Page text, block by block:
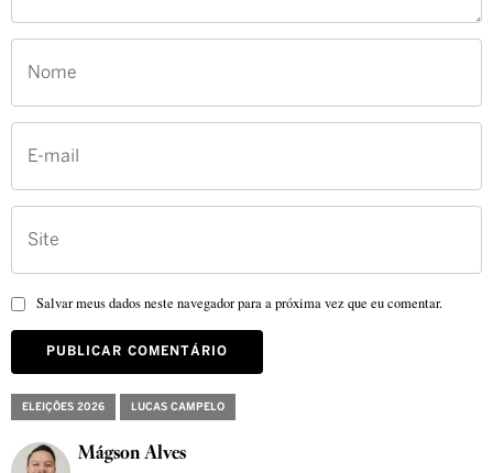
Salvar meus dados neste navegador para a próxima vez que eu comentar.
ELEIÇÕES 2026 LUCAS CAMPELO
Mágson Alves